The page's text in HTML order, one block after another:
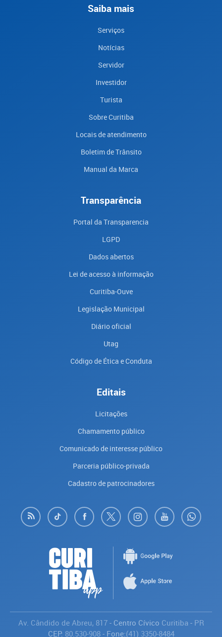
Saiba mais
Serviços
Notícias
Servidor
Investidor
Turista
Sobre Curitiba
Locais de atendimento
Boletim de Trânsito
Manual da Marca
Transparência
Portal da Transparencia
LGPD
Dados abertos
Lei de acesso à informação
Curitiba-Ouve
Legislação Municipal
Diário oficial
Utag
Código de Ética e Conduta
Editais
Licitações
Chamamento público
Comunicado de interesse público
Parceria público-privada
Cadastro de patrocinadores
Av. Cândido de Abreu, 817- Centro Cívico Curitiba - PR
CEP: 80.530-908- Fone:(41) 3350-8484